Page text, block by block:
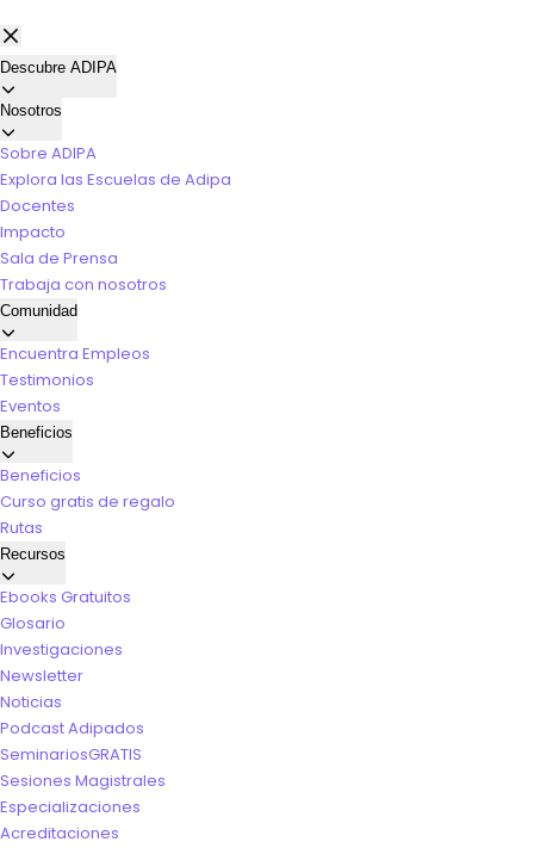
Descubre ADIPA
Nosotros
Sobre ADIPA
Explora las Escuelas de Adipa
Docentes
Impacto
Sala de Prensa
Trabaja con nosotros
Comunidad
Encuentra Empleos
Testimonios
Eventos
Beneficios
Beneficios
Curso gratis de regalo
Rutas
Recursos
Ebooks Gratuitos
Glosario
Investigaciones
Newsletter
Noticias
Podcast Adipados
SeminariosGRATIS
Sesiones Magistrales
Especializaciones
Acreditaciones